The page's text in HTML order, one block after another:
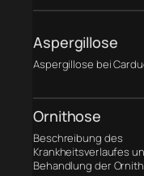
Aspergillose
Aspergillose bei
Ornithose
Beschreibung des
Krankheitsverlaufes
Behandlung der